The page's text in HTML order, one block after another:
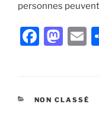
personnes
F
e
M
o
E
l
CATÉGORIES
NON CLASSÉ